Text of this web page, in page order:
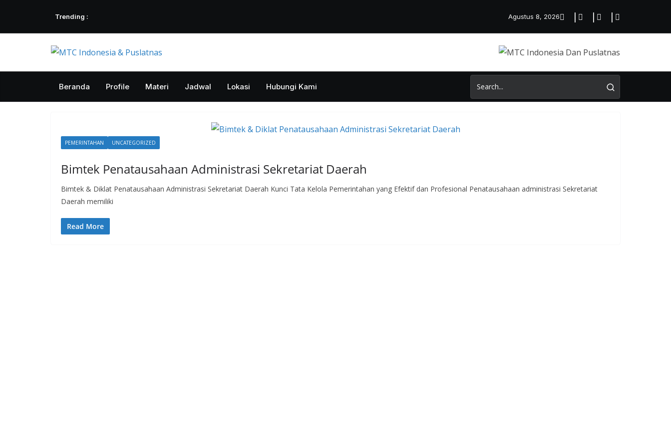
content
Trending : Agustus 8, 2026
Beranda Profile Materi Jadwal Lokasi Hubungi Kami
PEMERINTAHAN UNCATEGORIZED
Bimtek Penatausahaan Administrasi Sekretariat Daerah
Bimtek & Diklat Penatausahaan Administrasi Sekretariat Daerah Kunci Tata Kelola Pemerintahan yang Efektif dan Profesional Penatausahaan administrasi Sekretariat
Daerah memiliki
Read More